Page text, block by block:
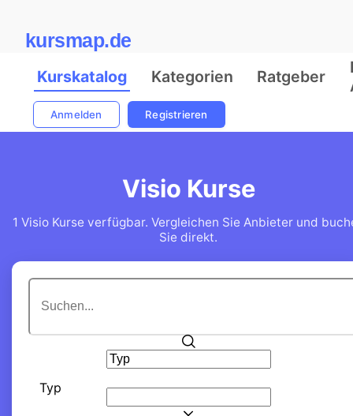
kursmap.de
Kurskatalog Kategorien Ratgeber
Anmelden Registrieren
Visio Kurse
1 Visio Kurse verfügbar. Vergleichen Sie Anbieter und
Sie direkt.
Typ